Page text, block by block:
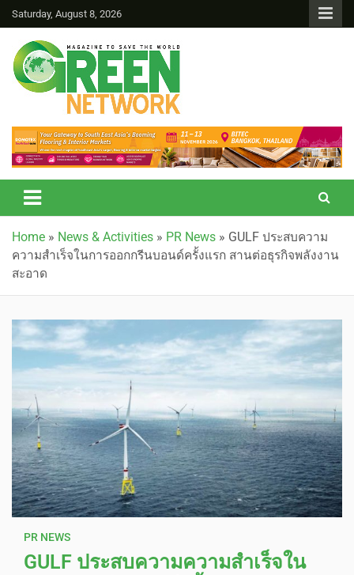
Saturday, August 8, 2026
Green Network
Home » News & Activities » PR News » GULF ประสบความ
ความสำเร็จในการออกกรีนบอนด์ครั้งแรก สานต่อธุรกิจพลังงาน
สะอาด
PR NEWS
GULF ประสบความความสำเร็จใน